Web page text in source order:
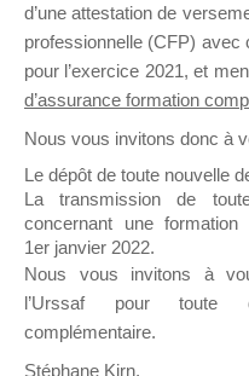
Ce groupe est
Formation qui
Propositions Mallette
Ce groupe propose
sur lequel il est
ou poser une
NB : Il est nécessaire
pouvoir rejoindre ce
d’une attestation de
professionnelle (CFP) avec
pour l’exercice 2021, et
d’assurance formation
Nous vous invitons donc à
Le dépôt de toute nouvelle
La transmission de
concernant une
1er janvier 2022.
Nous vous invitons à
l’Urssaf pour toute
complémentaire.
Stéphane Kirn,